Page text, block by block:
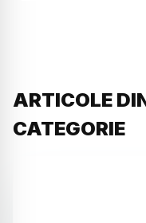
ARTICOLE
CATEGORIE